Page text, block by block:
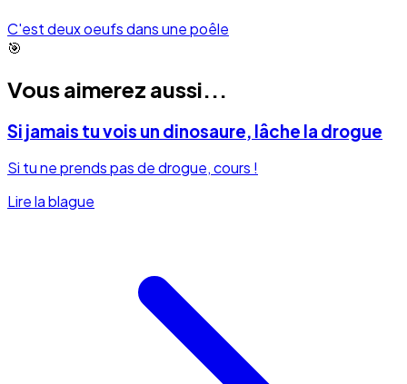
C'est deux oeufs dans une poêle
🎯
Vous aimerez aussi...
Si jamais tu vois un dinosaure, lâche la drogue
Si tu ne prends pas de drogue, cours !
Lire la blague